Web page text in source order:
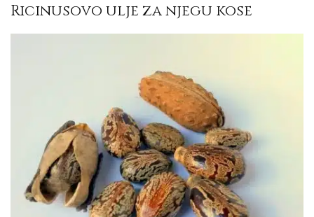
Ricinusovo ulje za njegu kose